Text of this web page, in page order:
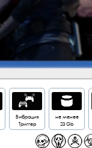
Вибрация
Триггер
не менее
23 Gb